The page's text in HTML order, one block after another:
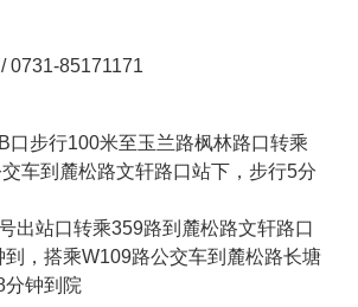
0731-85171171
口步行100米至玉兰路枫林路口转乘
车到麓松路文轩路口站下，步行5分
出站口转乘359路到麓松路文轩路口
，搭乘W109路公交车到麓松路长塘
分钟到院